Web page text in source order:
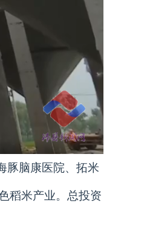
豚脑康医院、拓米
稻米产业。总投资